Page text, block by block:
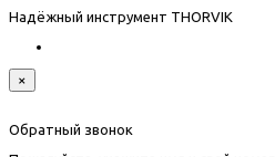
Надёжный инструмент THORVIK
×
Обратный звонок